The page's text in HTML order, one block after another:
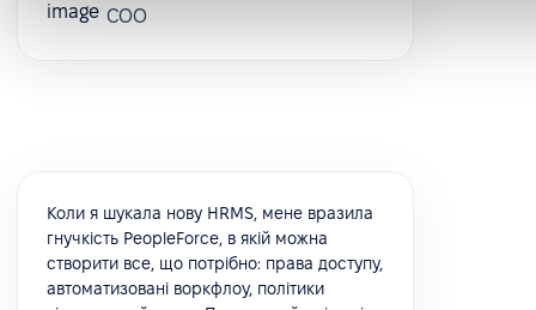
COO
Коли я шукала нову HRMS, мене вразила
гнучкість PeopleForce, в якій можна
створити все, що потрібно: права доступу,
автоматизовані воркфлоу, політики